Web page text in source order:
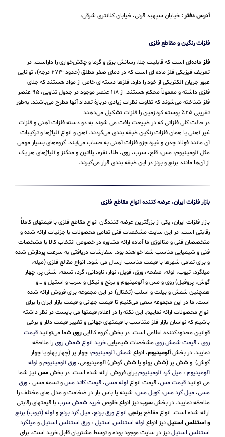
آدرس دفتر : خیابان سپهبد قرنی، خیابان کلانتری شرقی،
فلزات رنگین و مقاطع فلزی
فلزماده‌ای است که قابلیت جلا، رسانش برق و گرما و چکش‌خواری را داراست. در
تعریف فیزیکی فلز ماده ای است که در دمای صفر مطلق (حدود -۲۷۳ درجه)، توانایی
عبور جریان الکتریکی از خود را دارد. فلزها دسته‌ای خاص از مواد هستند که جلای
فلزی داشته و معمولاً محکم هستند. از ۱۱۸ عنصر موجود در جدول تناوبی، ۹۵ عنصر
فلز شناخته می‌شوند که تفاوت نظرات زیادی دربارهٔ تعداد آنها مطرح می‌باشند. به‌طور
تقریبی ۲۵٪ پوسته کره زمین را فلزات تشکیل می‌دهند
در حالت کلی فلزاتی که در طبیعت یافت می شوند به دو دسته فلزات آهنی و فلزات
غیر آهنی یا همان فلزات رنگین طبقه بندی می‌گردند. آهن و انواع آلیاژها و ترکیبات
آن مانند فولاد چدن و غیره جزو فلزات آهنی به حساب می‌‌آیند. گروه‌های بسیار مهمی
مثل آلومینیوم، مس، قلع، سرب، روی، طلا، نقره، پلاتین و منگنز و آلیاژهای هر یک
از آن‌ها مانند برنج و برنز در این طبقه‌ بندی قرار می‌‌گیرند.
بازار فلزات ایران، عرضه کننده انواع مقاطع فلزی
بازار فلزات ایران، یکی از بزرگترین عرضه کنندگان انواع مقاطع فلزی با قیمتهای کاملاً
رقابتی است. در این سایت مشخصات فنی تمامی محصولات با جزئیات ارائه شده و
متخصصان فنی و متالوژی ما آماده ارائه مشاوره در خصوص انتخاب کالا با مشخصات
فنی و شیمیایی مناسب شما خواهند بود. سفارشات دریافتی به سرعت پردازش شده
و برای تمامی شهرها با قیمت مناسب ارسال می شود. انواع مقالع فلزی (میله،
میلگرد، تیوب، لوله، صفحه، ورق، فویل، نوار، ناودانی، گرد، تسمه، شش پر، چهار
گوش، پروفیل) روی و مس و آلومینیوم و برنج و نیکل و سرب و استیل و …و
همچنین شمش و بیلت و اسلب (تختال) در این مجموعه برای فروش ارائه شده
است. ما در این مجموعه سعی می‌کنیم تا قیمت جهانی و قیمت بازار ایران را برای
انواع محصولات ارائه نماییم. این نکته را در اعلام قیمتها می بایست در نظر داشته
باشیم که نواسان بازار فلز متناسب با قیمتهای جهانی و تغییر قیمت دلار و برخی
قوانین محدودکننده اعلامی است. در بخش گروه کالاییروی شما می‌توانیدقیمت
روی ، قیمت شمش رویمشخصات شیمیاییخرید انواع شمش رویرا ملاحظه
نمایید. در بخشآلومینیوم، انواع شمش آلومینیوم، چهار پر (چهار پهلو یا چهار
گوش) و شش پر (شش پهلو یا شش گوش) آلومینیومی، ورق آلومینیومو لوله
آلومینیوم ، میل گرد آلومینیومیرای فروش ارائه شده است. در بخشمسنیز شما
می توانیدقیمت مس، قیمت انواع لوله مسی، قیمت کاتد مسو تسمه مسی ، ورق
مسی، میل گرد مس، کویل مس، شینه یا باس بار در ضخامت و مدل های مختلف را
ملاحظه نمایید. در بخشسربنیز انواع خلوصخرید شمش سرببا قیمتهای رقابتی
ارائه شده است. انواع مقاطعبرنجی انواع ورق برنج، میل گرد برنجو لوله (تیوب) برنج
و استنلس استیلنیز انواع لوله استنلس استیل ، ورق استنلس استیلومیلگرد
استنلس استیلنیز در سایت موجود بوده و توسط مشتریان قابل خرید است. برای